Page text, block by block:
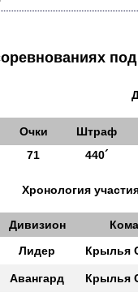
Очки
Штраф
71 440´
Хронология
Дивизион
Лидер Крылья
Авангард Крылья